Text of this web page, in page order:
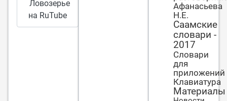
Ловозерье
на RuTube
Афанасьева
Н.Е.
Саамские
словари -
2017
Словари
для
приложений
Клавиатура
Материалы